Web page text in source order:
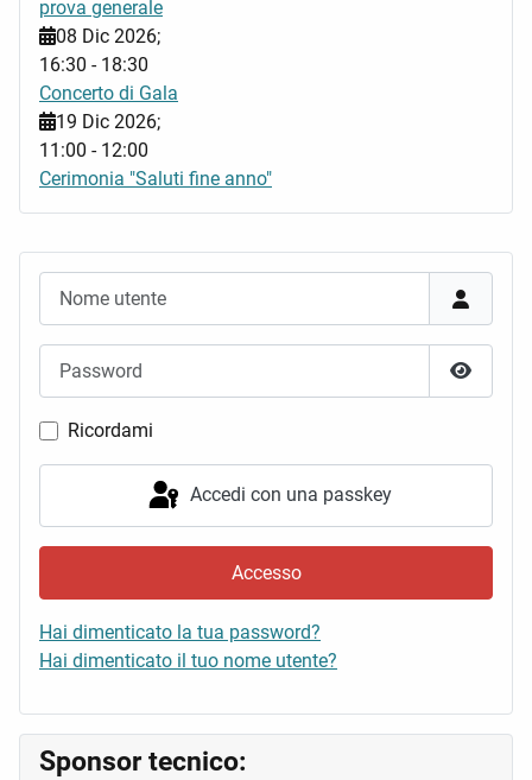
Mostra
Ricordami
Accedi con una passkey
Accesso
Hai dimenticato la tua password?
Hai dimenticato il tuo nome utente?
Sponsor tecnico:
prova generale
08 Dic 2026;
16:30 - 18:30
Concerto di Gala
19 Dic 2026;
11:00 - 12:00
Cerimonia "Saluti fine anno"